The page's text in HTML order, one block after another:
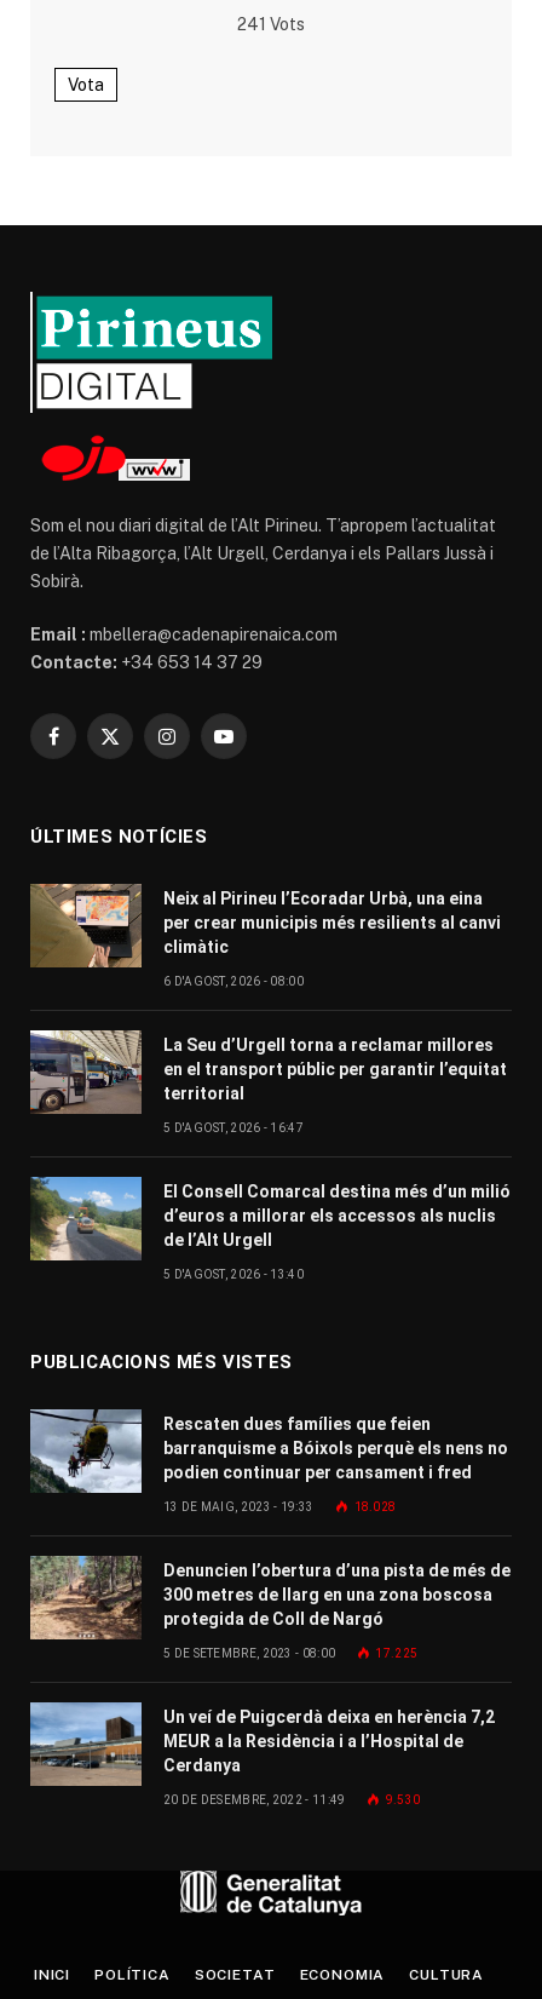
241 Vots
Vota
Som el nou diari digital de l’Alt Pirineu. T’apropem l’actualitat
de l’Alta Ribagorça, l’Alt Urgell, Cerdanya i els Pallars Jussà i
Sobirà.
Email : mbellera@cadenapirenaica.com
Contacte: +34 653 14 37 29
Facebook
X
InstagramYouTube
ÚLTIMES NOTÍCIES
Neix al Pirineu l’Ecoradar Urbà, una eina
per crear municipis més resilients al canvi
climàtic
6 D'AGOST, 2026 - 08:00
La Seu d’Urgell torna a reclamar millores
en el transport públic per garantir l’equitat
territorial
5 D'AGOST, 2026 - 16:47
El Consell Comarcal destina més d’un milió
d’euros a millorar els accessos als nuclis
de l’Alt Urgell
5 D'AGOST, 2026 - 13:40
PUBLICACIONS MÉS VISTES
Rescaten dues famílies que feien
barranquisme a Bóixols perquè els nens no
podien continuar per cansament i fred
13 DE MAIG, 2023 - 19:33 18.028
Denuncien l’obertura d’una pista de més de
300 metres de llarg en una zona boscosa
protegida de Coll de Nargó
5 DE SETEMBRE, 2023 - 08:00 17.225
Un veí de Puigcerdà deixa en herència 7,2
MEUR a la Residència i a l’Hospital de
Cerdanya
20 DE DESEMBRE, 2022 - 11:49 9.530
INICI POLÍTICA SOCIETAT ECONOMIA CULTURA